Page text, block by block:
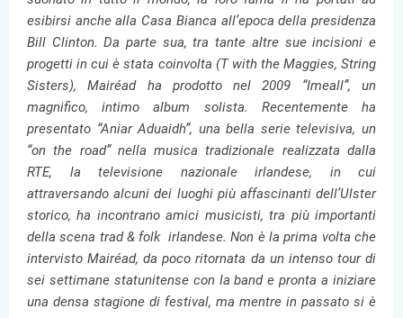
esibirsi anche alla Casa Bianca all’epoca della presidenza
Bill Clinton. Da parte sua, tra tante altre sue incisioni e
progetti in cui è stata coinvolta (T with the Maggies, String
Sisters), Mairéad ha prodotto nel 2009 “Imeall”, un
magnifico, intimo album solista. Recentemente ha
presentato “Aniar Aduaidh”, una bella serie televisiva, un
“on the road” nella musica tradizionale realizzata dalla
RTE, la televisione nazionale irlandese, in cui
attraversando alcuni dei luoghi più affascinanti dell’Ulster
storico, ha incontrano amici musicisti, tra più importanti
della scena trad & folk irlandese. Non è la prima volta che
intervisto Mairéad, da poco ritornata da un intenso tour di
sei settimane statunitense con la band e pronta a iniziare
una densa stagione di festival, ma mentre in passato si è